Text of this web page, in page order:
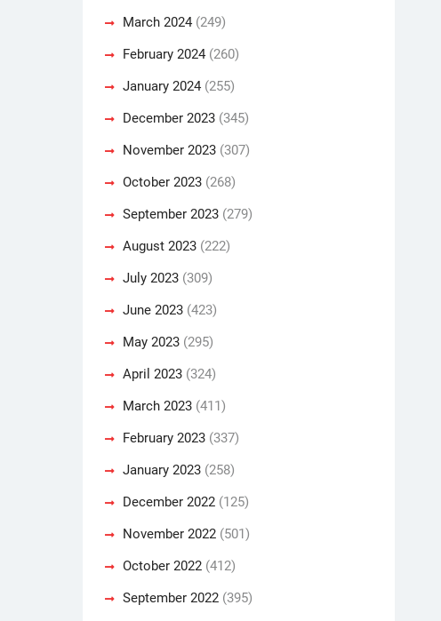
March 2024 (249)
February 2024 (260)
January 2024 (255)
December 2023 (345)
November 2023 (307)
October 2023 (268)
September 2023 (279)
August 2023 (222)
July 2023 (309)
June 2023 (423)
May 2023 (295)
April 2023 (324)
March 2023 (411)
February 2023 (337)
January 2023 (258)
December 2022 (125)
November 2022 (501)
October 2022 (412)
September 2022 (395)